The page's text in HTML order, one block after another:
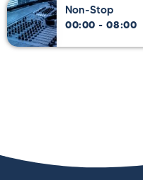
Non-Stop
00:00 - 08:00